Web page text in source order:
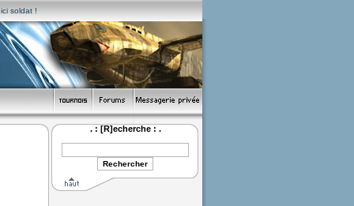
soldat !
. : [R]echerche : .